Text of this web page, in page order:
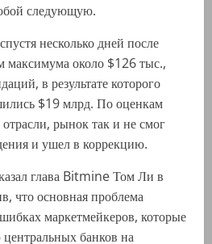
следующую.
несколько дней после
максимума около $126 тыс.,
в результате которого
$19 млрд. По оценкам
рынок так и не смог
и ушел в коррекцию.
глава Bitmine Том Ли в
что основная проблема
маркетмейкеров, которые
банков на